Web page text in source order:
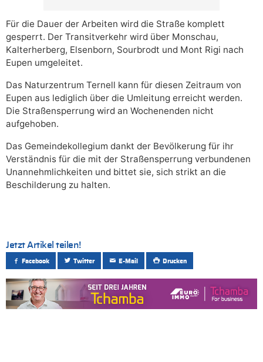
Für die Dauer der Arbeiten wird die Straße komplett
gesperrt. Der Transitverkehr wird über Monschau,
Kalterherberg, Elsenborn, Sourbrodt und Mont Rigi nach
Eupen umgeleitet.
Das Naturzentrum Ternell kann für diesen Zeitraum von
Eupen aus lediglich über die Umleitung erreicht werden.
Die Straßensperrung wird an Wochenenden nicht
aufgehoben.
Das Gemeindekollegium dankt der Bevölkerung für ihr
Verständnis für die mit der Straßensperrung verbundenen
Unannehmlichkeiten und bittet sie, sich strikt an die
Beschilderung zu halten.
Jetzt Artikel teilen!
Facebook Twitter E-Mail Drucken